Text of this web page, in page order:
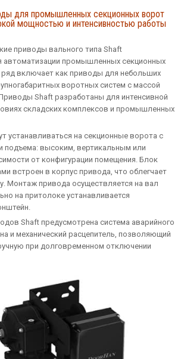
для промышленных секционных ворот
мощностью и интенсивностью работы
приводы вального типа Shaft
автоматизации промышленных секционных
включает как приводы для небольших
воротных систем с массой
Shaft разработаны для интенсивной
складских комплексов и промышленных
устанавливаться на секционные ворота с
подъема: высоким, вертикальным или
от конфигурации помещения. Блок
встроен в корпус привода, что облегчает
Монтаж привода осуществляется на вал
на притолоке устанавливается
Shaft предусмотрена система аварийного
и механический расцепитель, позволяющий
при долговременном отключении